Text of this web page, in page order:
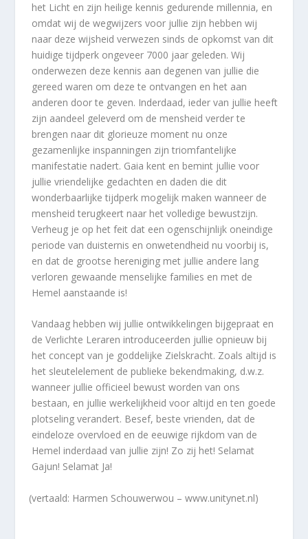
het Licht en zijn heilige kennis gedurende millennia, en
omdat wij de wegwijzers voor jullie zijn hebben wij
naar deze wijsheid verwezen sinds de opkomst van dit
huidige tijdperk ongeveer 7000 jaar geleden. Wij
onderwezen deze kennis aan degenen van jullie die
gereed waren om deze te ontvangen en het aan
anderen door te geven. Inderdaad, ieder van jullie heeft
zijn aandeel geleverd om de mensheid verder te
brengen naar dit glorieuze moment nu onze
gezamenlijke inspanningen zijn triomfantelijke
manifestatie nadert. Gaia kent en bemint jullie voor
jullie vriendelijke gedachten en daden die dit
wonderbaarlijke tijdperk mogelijk maken wanneer de
mensheid terugkeert naar het volledige bewustzijn.
Verheug je op het feit dat een ogenschijnlijk oneindige
periode van duisternis en onwetendheid nu voorbij is,
en dat de grootse hereniging met jullie andere lang
verloren gewaande menselijke families en met de
Hemel aanstaande is!
Vandaag hebben wij jullie ontwikkelingen bijgepraat en
de Verlichte Leraren introduceerden jullie opnieuw bij
het concept van je goddelijke Zielskracht. Zoals altijd is
het sleutelelement de publieke bekendmaking, d.w.z.
wanneer jullie officieel bewust worden van ons
bestaan, en jullie werkelijkheid voor altijd en ten goede
plotseling verandert. Besef, beste vrienden, dat de
eindeloze overvloed en de eeuwige rijkdom van de
Hemel inderdaad van jullie zijn! Zo zij het! Selamat
Gajun! Selamat Ja!
(vertaald: Harmen Schouwerwou – www.unitynet.nl)